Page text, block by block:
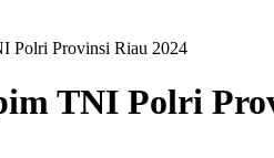
Polri Provinsi Riau 2024
TNI Polri